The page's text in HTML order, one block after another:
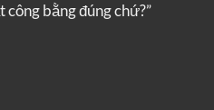
công bằng đúng chứ?”